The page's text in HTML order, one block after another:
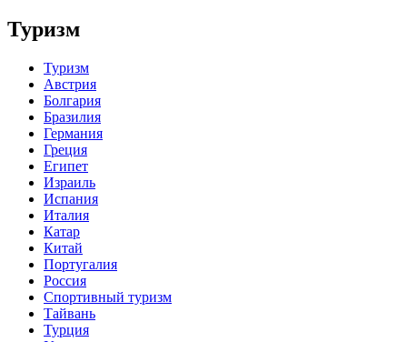
Туризм
Туризм
Австрия
Болгария
Бразилия
Германия
Греция
Египет
Израиль
Испания
Италия
Катар
Китай
Португалия
Россия
Спортивный туризм
Тайвань
Турция